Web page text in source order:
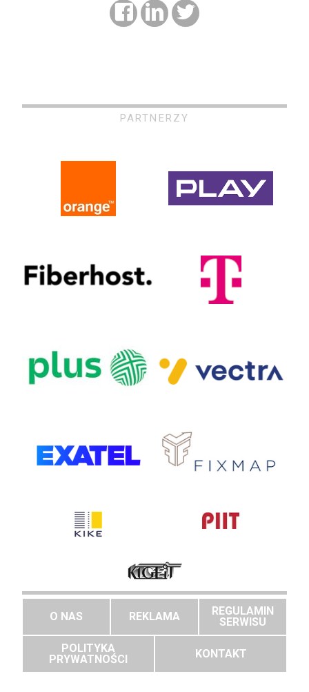
PARTNERZY
O NAS REKLAMA
REGULAMIN
SERWISU
POLITYKA
PRYWATNOŚCI
KONTAKT